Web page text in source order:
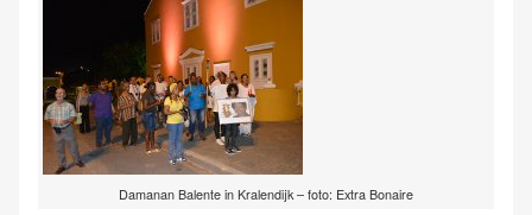
Damanan Balente in Kralendijk – foto: Extra Bonaire